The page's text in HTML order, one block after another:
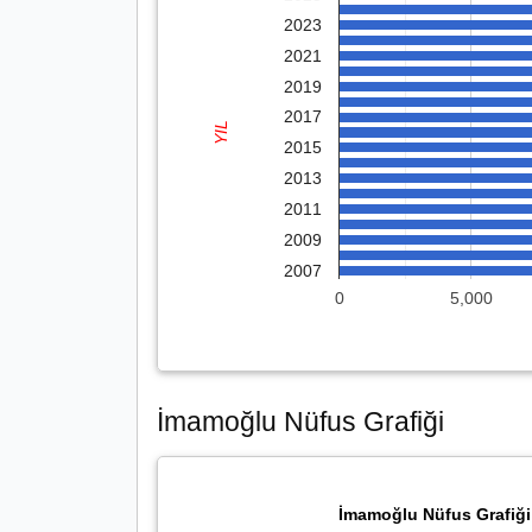
0 5,000
2023
2021
2019
2017
2015
2013
2011
2009
2007
YIL
İmamoğlu Nüfus Grafiği
İmamoğlu Nüfus Grafiği